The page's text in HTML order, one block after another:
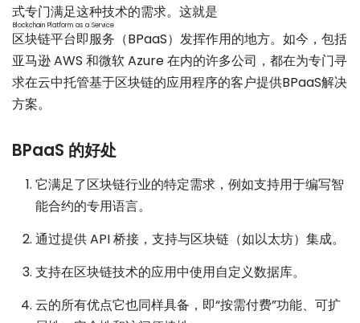
式专门满足这种技术的需求。这就是
区块链平台即服务
Blockchain Platform as a Service
（BPaaS）发挥作用的地方。如今，包括
亚马逊 AWS 和微软 Azure 在内的许多公司，都在为专门寻
求在云中托管基于区块链的应用程序的客户提供BPaaS解决
方案。
BPaaS 的好处
它满足了区块链行业的特定需求，例如支持用于编写智
能合约的专用语言。
通过提供 API 桥接，支持与区块链（如以太坊）集成。
支持在区块链技术的应用中使用自定义数据库。
云的所有优点它也同样具备，即“按需付费”功能、可扩